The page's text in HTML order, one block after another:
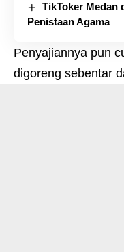
TikToker Medan
Penistaan Agama
Penyajiannya pun
digoreng sebentar